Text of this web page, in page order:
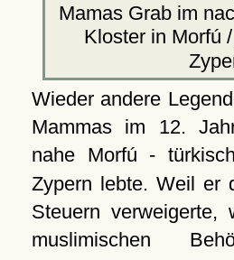
Mamas Grab im
Kloster in Morfú /
Wieder andere
Mammas im 12.
nahe Morfú -
Zypern lebte. Weil er
Steuern
muslimischen